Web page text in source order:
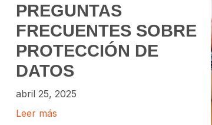
PREGUNTAS
FRECUENTES SOBRE
PROTECCIÓN DE
DATOS
abril 25, 2025
Leer más